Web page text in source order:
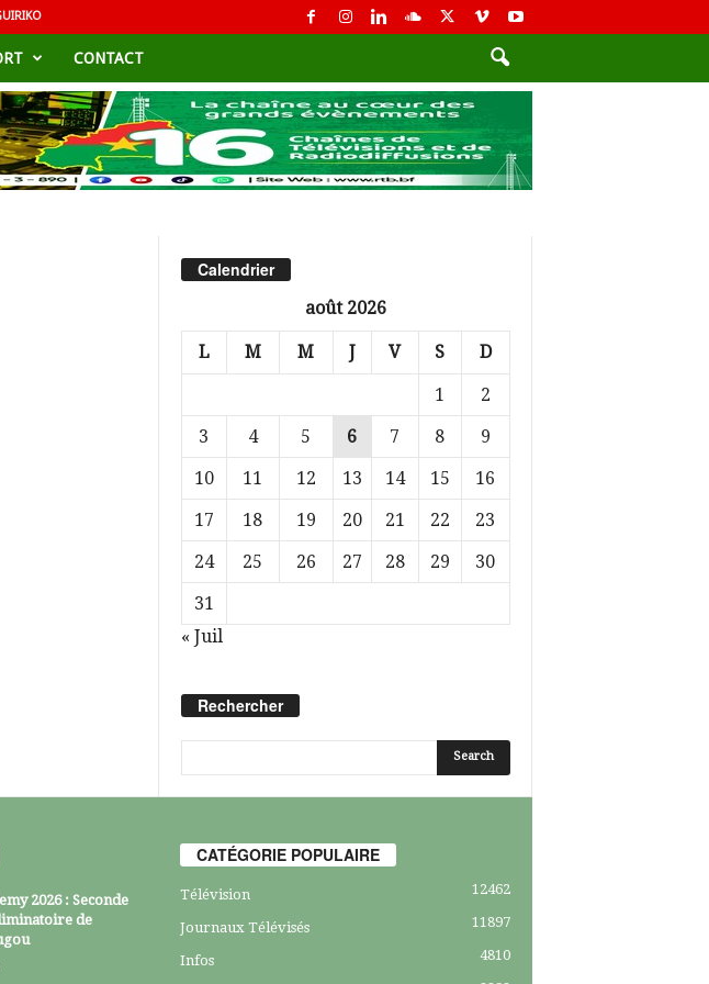
CONTACT
Calendrier
août 2026
L M M J V S D
1
2
3
4 5 6 7 8
9
10
11 12 13 14 15
16
17
18 19 20 21 22
23
24
25 26 27 28 29
30
31
« Juil
Rechercher
2026 : Seconde
de
CATÉGORIE POPULAIRE
Télévision 12462
Journaux Télévisés 11897
Infos
4810